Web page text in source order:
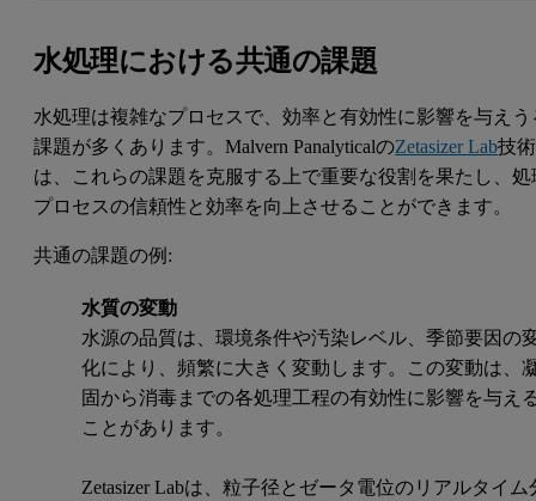
水処理における共通の課題
水処理は複雑なプロセスで、効率と有効性に影響を与えう
課題が多くあります。Malvern PanalyticalのZetasizer Lab技術
は、これらの課題を克服する上で重要な役割を果たし、処
プロセスの信頼性と効率を向上させることができます。
共通の課題の例:
水質の変動
水源の品質は、環境条件や汚染レベル、季節要因の
化により、頻繁に大きく変動します。この変動は、
固から消毒までの各処理工程の有効性に影響を与え
ことがあります。
Zetasizer Labは、粒子径とゼータ電位のリアルタイム